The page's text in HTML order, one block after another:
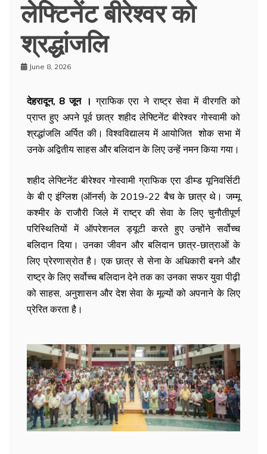
लेफ्टिनेंट बीरेश्वर को
श्रद्धांजलि
June 8, 2026
देहरादून, 8 जून । ग्राफिक एरा ने राष्ट्र सेवा में वीरगति को
प्राप्त हुए अपने पूर्व छात्र शहीद लेफ्टिनेंट बीरेश्वर गोस्वामी को
श्रद्धांजलि अर्पित की। विश्वविद्यालय में आयोजित शोक सभा में
उनके अद्वितीय साहस और बलिदान के लिए उन्हें नमन किया गया।
शहीद लेफ्टिनेंट बीरेश्वर गोस्वामी ग्राफिक एरा डीम्ड यूनिवर्सिटी
के बी ए इंग्लिश (ऑनर्स) के2019-22 बैच के छात्र थे। जम्मू
कश्मीर के राजौरी जिले में राष्ट्र की सेवा के लिए चुनौतीपूर्ण
परिस्थितियों में ऑपरेशनल ड्यूटी करते हुए उन्होंने सर्वोच्च
बलिदान दिया। उनका जीवन और बलिदान छात्र-छात्राओं के
लिए प्रेरणास्रोत है। एक छात्र से सेना के अधिकारी बनने और
राष्ट्र के लिए सर्वोच्च बलिदान देने तक का उनका सफर युवा पीढ़ी
को साहस, अनुशासन और देश सेवा के मूल्यों को अपनाने के लिए
प्रेरित करता है।